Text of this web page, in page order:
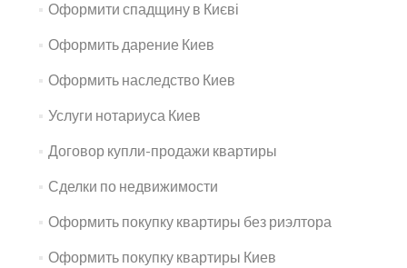
Оформити спадщину в Києві
Оформить дарение Киев
Оформить наследство Киев
Услуги нотариуса Киев
Договор купли-продажи квартиры
Сделки по недвижимости
Оформить покупку квартиры без риэлтора
Оформить покупку квартиры Киев